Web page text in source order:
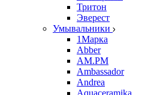
Тритон
Эверест
Умывальники
1Марка
Abber
AM.PM
Ambassador
Andrea
Aquaceramika